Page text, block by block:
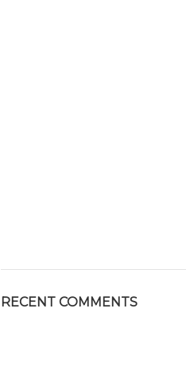
RECENT COMMENTS